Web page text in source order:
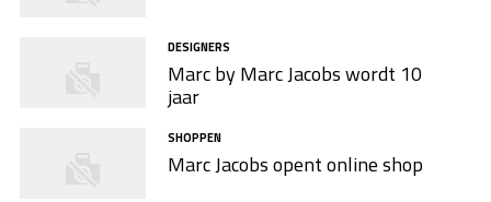
DESIGNERS
Marc by Marc Jacobs wordt 10
jaar
SHOPPEN
Marc Jacobs opent online shop